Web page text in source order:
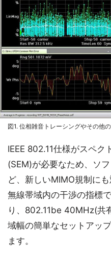
図1. 位相雑音トレーシングやその他
IEEE 802.11仕様がスペク
(SEM)が必要なため、ソ
ど、新しいMIMO規制に
無線帯域内の干渉の指標
り、802.11be 40MHz(
域幅の簡単なセットアッ
ます。